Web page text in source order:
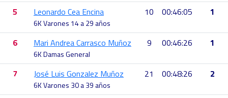
5 Leonardo Cea Encina
6K Varones 14 a 29 años
10 00:46:05 1
6 Mari Andrea Carrasco Muñoz
6K Damas General
9 00:46:26 1
7 José Luis Gonzalez Muñoz
6K Varones 30 a 39 años
21 00:48:26 2